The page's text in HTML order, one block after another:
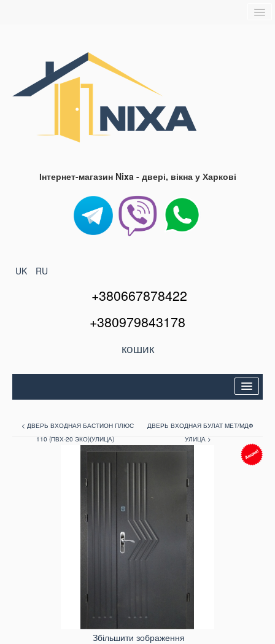
Блог
Інтернет-магазин Nixa - двері, вікна у Харкові
UK RU
+380667878422
+380979843178
кошик
Міжкімнатні двері
< ДВЕРЬ ВХОДНАЯ БАСТИОН ПЛЮС
110 (ПВХ-20 ЭКО)(УЛИЦА)
ДВЕРЬ ВХОДНАЯ БУЛАТ МЕТ/МДФ
УЛИЦА >
Збільшити зображення